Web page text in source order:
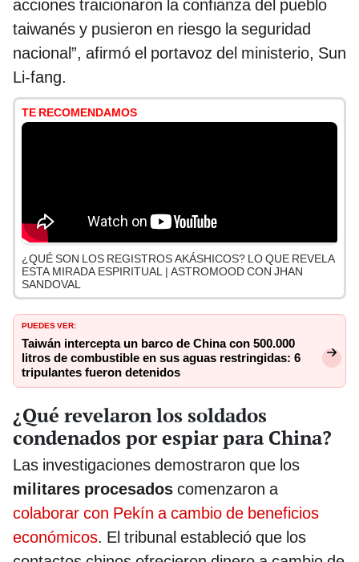
acciones traicionaron la confianza del pueblo
taiwanés y pusieron en riesgo la seguridad
nacional”, afirmó el portavoz del ministerio, Sun
Li-fang.
TE RECOMENDAMOS
¿QUÉ SON LOS REGISTROS AKÁSHICOS? LO QUE REVELA
ESTA MIRADA ESPIRITUAL | ASTROMOOD CON JHAN
SANDOVAL
PUEDES VER:
Taiwán intercepta un barco de China con 500.000
litros de combustible en sus aguas restringidas: 6
tripulantes fueron detenidos
¿Qué revelaron los soldados
condenados por espiar para China?
Las investigaciones demostraron que los
militares procesados comenzaron a
colaborar con Pekín a cambio de beneficios
económicos. El tribunal estableció que los